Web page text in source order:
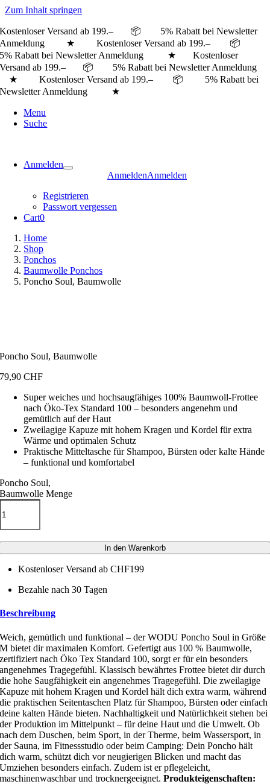
Zum Inhalt springen
Kostenloser Versand ab 199.– 📦 5% Rabatt bei Newsletter
Anmeldung ★ Kostenloser Versand ab 199.– 📦
5% Rabatt bei Newsletter Anmeldung ★Kostenloser
Versand ab 199.– 📦 5% Rabatt bei Newsletter Anmeldung
★ Kostenloser Versand ab 199.– 📦 5% Rabatt bei
Newsletter Anmeldung ★
Menu
Suche
Anmelden
AnmeldenAnmelden
Registrieren
Passwort vergessen
Cart0
Home
Shop
Ponchos
Baumwolle Ponchos
Poncho Soul, Baumwolle
Poncho Soul, Baumwolle
79,90CHF
Super weiches und hochsaugfähiges 100% Baumwoll-Frottee
nach Öko-Tex Standard 100 – besonders angenehm und
gemütlich auf der Haut
Zweilagige Kapuze mit hohem Kragen und Kordel für extra
Wärme und optimalen Schutz
Praktische Mitteltasche für Shampoo, Bürsten oder kalte Hände
– funktional und komfortabel
Poncho Soul,
Baumwolle Menge
In den Warenkorb
Kostenloser Versand ab CHF199
Bezahle nach 30 Tagen
Beschreibung
Weich, gemütlich und funktional – der WODU Poncho Soul in Größe
M bietet dir maximalen Komfort. Gefertigt aus 100 % Baumwolle,
zertifiziert nach Öko Tex Standard 100, sorgt er für ein besonders
angenehmes Tragegefühl. Klassisch bewährtes Frottee bietet dir durch
die hohe Saugfähigkeit ein angenehmes Tragegefühl. Die zweilagige
Kapuze mit hohem Kragen und Kordel hält dich extra warm, während
die praktischen Seitentaschen Platz für Shampoo, Bürsten oder einfach
deine kalten Hände bieten. Nachhaltigkeit und Natürlichkeit stehen bei
der Produktion im Mittelpunkt – für deine Haut und die Umwelt. Ob
nach dem Duschen, beim Sport, in der Therme, beim Wassersport, in
der Sauna, im Fitnessstudio oder beim Camping: Dein Poncho hält
dich warm, schützt dich vor neugierigen Blicken und macht das
Umziehen besonders einfach. Zudem ist er pflegeleicht,
maschinenwaschbar und trocknergeeignet.Produkteigenschaften: